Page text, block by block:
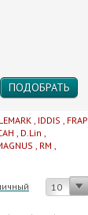
LEMARK , IDDIS , FRAP
, D.Lin ,
, RM ,
10